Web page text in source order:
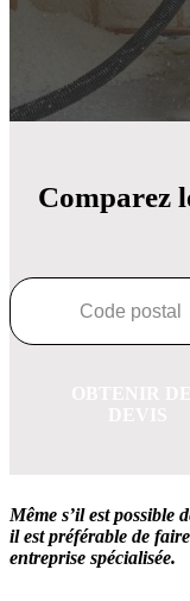
Comparez
Même s’il est possible
il est préférable de
entreprise spécialisée.